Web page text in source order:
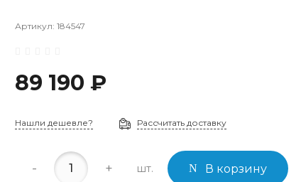
Артикул: 184547
89 190 ₽
Нашли дешевле? Рассчитать доставку
- + шт. В корзину